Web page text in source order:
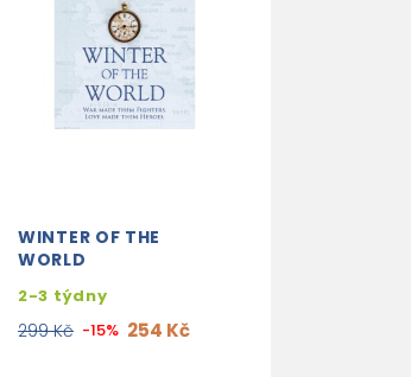
WINTER OF THE
WORLD
2-3 týdny
299 Kč -15% 254 Kč